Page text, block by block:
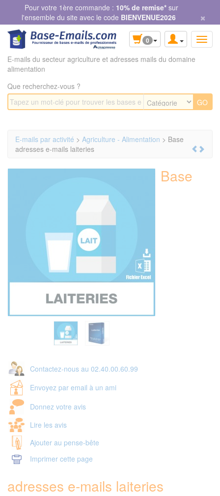
Pour votre 1ère commande : 10% de remise* sur
l'ensemble du site avec le code BIENVENUE2026 ×
0
E-mails du secteur agriculture et adresses mails du domaine
alimentation
Que recherchez-vous ?
E-mails par activité > Agriculture - Alimentation > Base
adresses e-mails laiteries
Contactez-nous au 02.40.00.60.99
Envoyez par email à un ami
Donnez votre avis
Lire les avis
Ajouter au pense-bête
Imprimer cette page
Base
adresses e-mails laiteries
Panneau de gestion des cookies